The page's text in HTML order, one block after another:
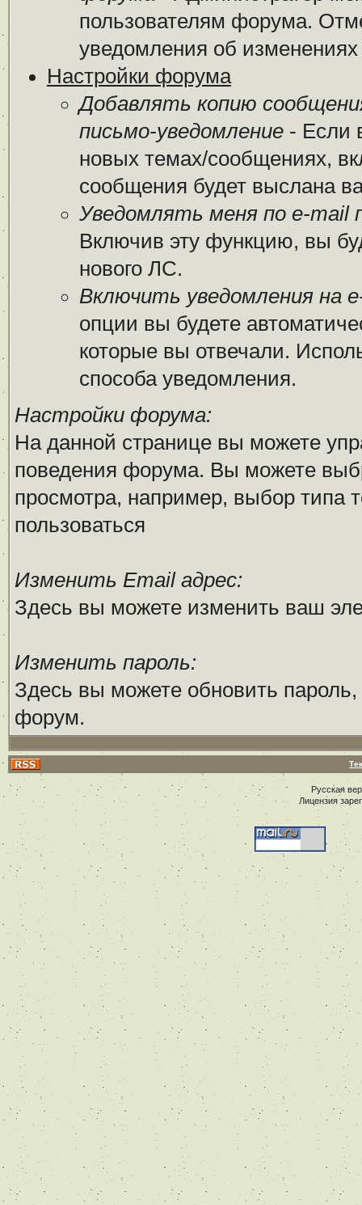
пользователям форума.
уведомления об
Настройки форума
Добавлять копию
письмо-уведомление- Если
новых темах/сообщениях,
сообщения будет выслана
Уведомлять меня по e-mail
Включив эту функцию, вы
нового ЛС.
Включить уведомления на
опции вы будете
которые вы отвечали.
способа уведомления.
Настройки форума:
На данной странице вы можете
поведения форума. Вы можете
просмотра, например, выбор типа
пользоваться
Изменить Email адрес:
Здесь вы можете изменить ваш
Изменить пароль:
Здесь вы можете обновить
форум.
Русская
Лицензия